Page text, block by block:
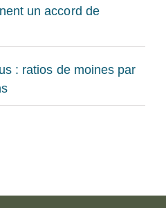
un accord de
: ratios de moines par